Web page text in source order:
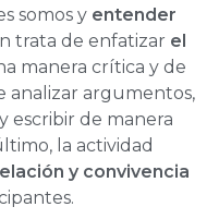
somos y entender
trata de enfatizar el
manera crítica y de
analizar argumentos,
escribir de manera
la actividad
y convivencia